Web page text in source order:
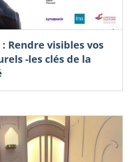
Rendre visibles vos
-les clés de la